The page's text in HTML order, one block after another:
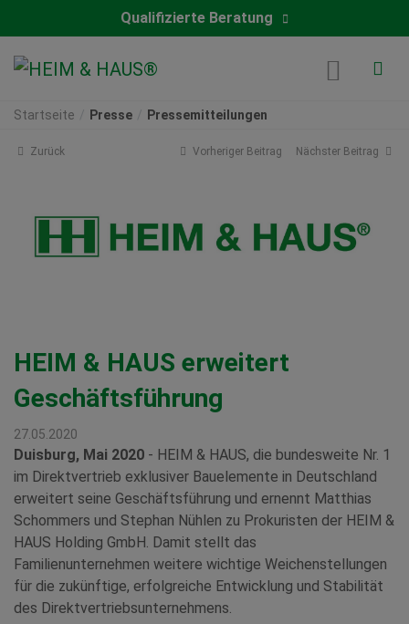
Qualifizierte Beratung
Startseite Presse Pressemitteilungen
Zurück Vorheriger Beitrag Nächster Beitrag
HEIM & HAUS erweitert
Geschäftsführung
27.05.2020
Duisburg, Mai 2020 - HEIM & HAUS, die bundesweite Nr. 1
im Direktvertrieb exklusiver Bauelemente in Deutschland
erweitert seine Geschäftsführung und ernennt Matthias
Schommers und Stephan Nühlen zu Prokuristen der HEIM &
HAUS Holding GmbH. Damit stellt das
Familienunternehmen weitere wichtige Weichenstellungen
für die zukünftige, erfolgreiche Entwicklung und Stabilität
des Direktvertriebsunternehmens.